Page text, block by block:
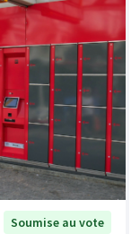
Soumise au vote